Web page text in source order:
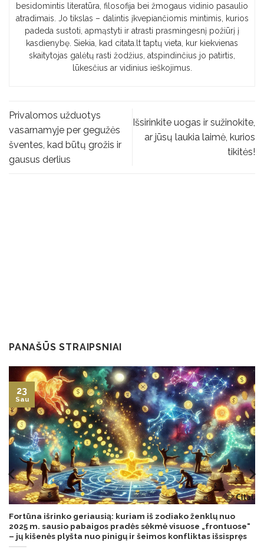
besidomintis literatūra, filosofija bei žmogaus vidinio pasaulio
atradimais. Jo tikslas – dalintis įkvepiančiomis mintimis, kurios
padeda sustoti, apmąstyti ir atrasti prasmingesnį požiūrį į
kasdienybę. Siekia, kad citata.lt taptų vieta, kur kiekvienas
skaitytojas galėtų rasti žodžius, atspindinčius jo patirtis,
lūkesčius ar vidinius ieškojimus.
Privalomos užduotys
vasarnamyje per gegužės
šventes, kad būtų grožis ir
gausus derlius
Išsirinkite uogas ir sužinokite,
ar jūsų laukia laimė, kurios
tikitės!
PANAŠŪS STRAIPSNIAI
Fortūna išrinko geriausią: kuriam iš zodiako ženklų nuo
2025 m. sausio pabaigos pradės sėkmė visuose „frontuose“
– jų kišenės plyšta nuo pinigų ir šeimos konfliktas išsispręs
23
Sau